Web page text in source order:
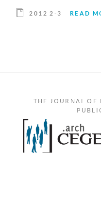
2012 2-3 READ
THE JOURNAL OF